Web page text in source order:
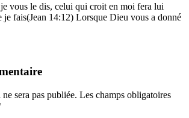
vous le dis, celui qui croit en moi fera lui
je fais(Jean 14:12) Lorsque Dieu vous a donné
sera pas publiée. Les champs obligatoires